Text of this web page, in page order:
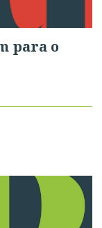
para o